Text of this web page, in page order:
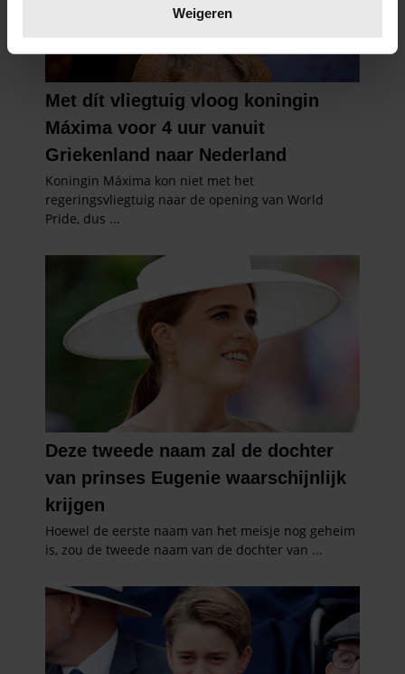
verwerkt en stel uw voorkeuren in het
intrekken in de Cookieverklaring.
We gebruiken cookies om content en advertenties te
personaliseren, om functies voor social media te bieden
en om ons websiteverkeer te analyseren. Ook delen we
informatie over uw gebruik van onze site met onze
partners voor social media, adverteren en analyse. Deze
partners kunnen deze gegevens combineren met andere
informatie die u aan ze heeft verstrekt of die ze hebben
gaat akkoord met onze cookies als u onze website blijft
Weigeren